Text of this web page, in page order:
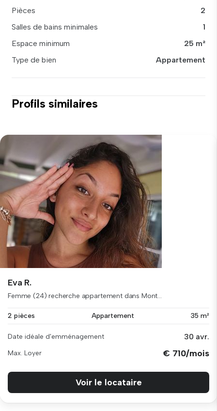
Pièces
2
Salles de bains minimales
1
Espace minimum
25 m²
Type de bien
Appartement
Profils similaires
Eva R.
Femme (24) recherche appartement dans Mont...
2 pièces Appartement 35 m²
Date idéale d'emménagement 30 avr.
Max. Loyer € 710/mois
Voir le locataire